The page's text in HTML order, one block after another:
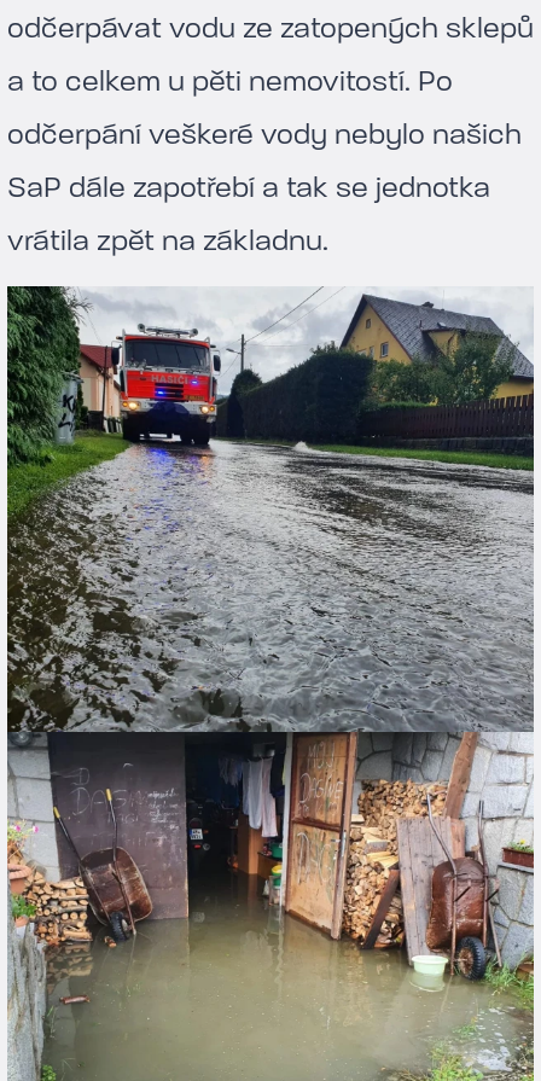
odčerpávat vodu ze zatopených sklepů
a to celkem u pěti nemovitostí. Po
odčerpání veškeré vody nebylo našich
SaP dále zapotřebí a tak se jednotka
vrátila zpět na základnu.